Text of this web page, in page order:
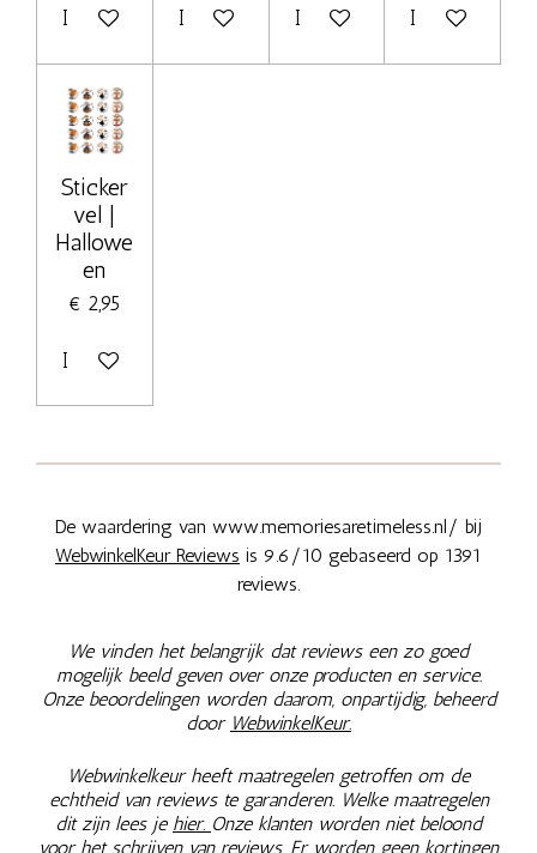
In winkelwagenIn winkelwagenIn winkelwagenIn
Sticker
vel |
Hallowe
en
€ 2,95
In winkelwagen
De waardering van www.memoriesaretimeless.nl/ bij
WebwinkelKeur Reviews is 9.6/10 gebaseerd op 1391
reviews.
We vinden het belangrijk dat reviews een zo goed
mogelijk beeld geven over onze producten en service.
Onze beoordelingen worden daarom, onpartijdig, beheerd
door WebwinkelKeur.
Webwinkelkeur heeft maatregelen getroffen om de
echtheid van reviews te garanderen. Welke maatregelen
dit zijn lees je hier. Onze klanten worden niet beloond
voor het schrijven van reviews. Er worden geen kortingen